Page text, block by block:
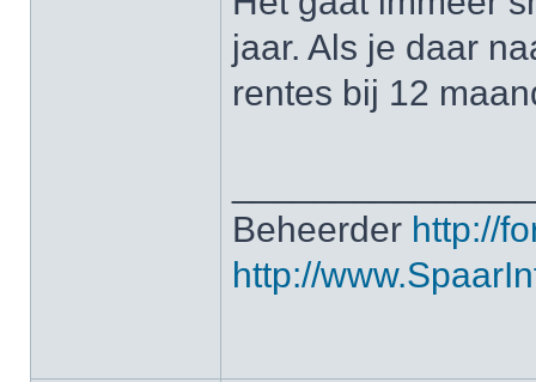
jaar. Als je daar
rentes bij 12
Beheerder http://
http://